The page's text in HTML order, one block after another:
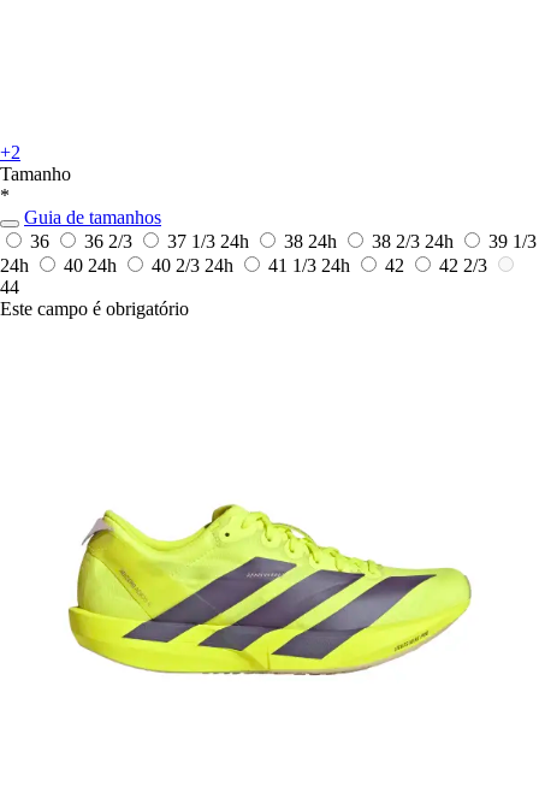
+2
Tamanho
*
Guia de tamanhos
36
36 2/3 37 1/3 24h 38 24h 38 2/3 24h
39 1/3
24h
40 24h 40 2/3 24h 41 1/3 24h 42
42 2/3
44
Este campo é obrigatório